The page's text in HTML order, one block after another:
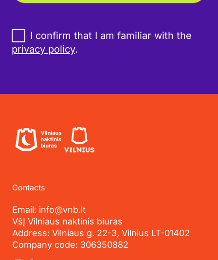
I confirm that I am familiar with the
privacy policy.
Contacts
Email: info@vnb.lt
VšĮ Vilniaus naktinis biuras
Address: Vilniaus g. 22-3, Vilnius LT-01402
Company code: 306350882